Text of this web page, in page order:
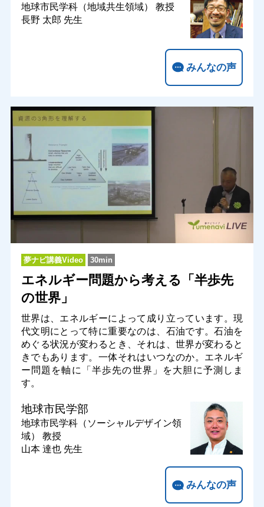
地球市民学科（地域共生領域） 教授
長野 太郎 先生
みんなの声
夢ナビ講義Video 30min
エネルギー問題から考える「半歩先
の世界」
世界は、エネルギーによって成り立っています。現
代文明にとって特に重要なのは、石油です。石油を
めぐる状況が変わるとき、それは、世界が変わると
きでもあります。一体それはいつなのか。エネルギ
ー問題を軸に「半歩先の世界」を大胆に予測しま
す。
地球市民学部
地球市民学科（ソーシャルデザイン領
域） 教授
山本 達也 先生
みんなの声